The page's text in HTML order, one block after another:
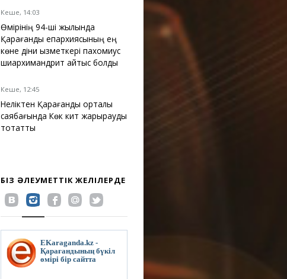
Кеше, 14:03
Өмірінің 94-ші жылында
Қарағанды епархиясының ең
көне діни қызметкері пахомиус
шиархимандрит қайтыс болды
Кеше, 12:45
Неліктен Қарағанды орталық
саябағында Көк кит жарқырауды
тоқтатты
БІЗ ӘЛЕУМЕТТІК ЖЕЛІЛЕРДЕ
EKaraganda.kz -
Қарағандының бүкіл
өмірі бір сайтта